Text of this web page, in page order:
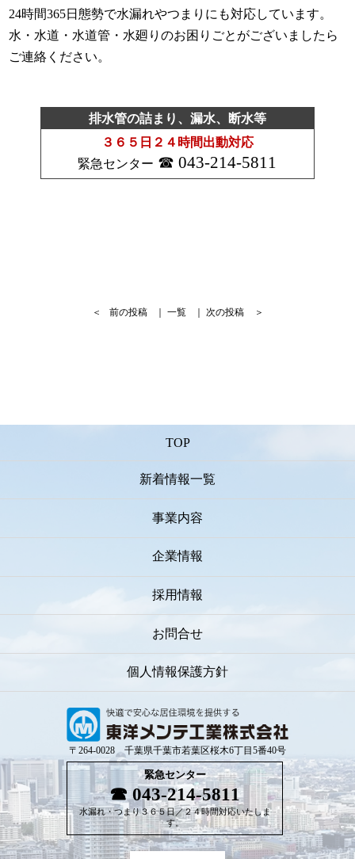
24時間365日態勢で水漏れやつまりにも対応しています。
水・水道・水道管・水廻りのお困りごとがございましたら
ご連絡ください。
排水管の詰まり、漏水、断水等
３６５日２４時間出動対応
緊急センター
043-214-5811
＜ 前の投稿 一覧 次の投稿 ＞
TOP
新着情報一覧
事業内容
企業情報
採用情報
お問合せ
個人情報保護方針
〒264-0028 千葉県千葉市若葉区桜木6丁目5番40号
緊急センター
043-214-5811
水漏れ・つまり３６５日／２４時間対応いたしま
す。